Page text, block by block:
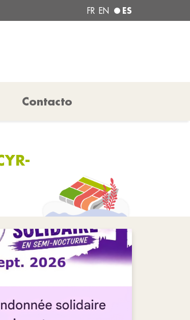
FR EN ES
Contacto